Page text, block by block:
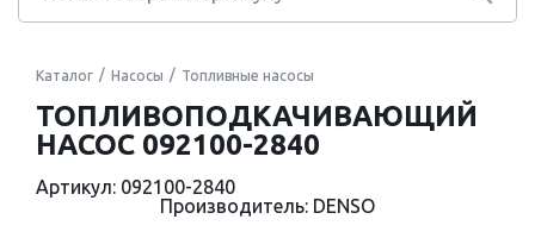
Каталог Насосы Топливные насосы
ТОПЛИВОПОДКАЧИВАЮЩИЙ
НАСОС 092100-2840
Артикул: 092100-2840
Производитель: DENSO